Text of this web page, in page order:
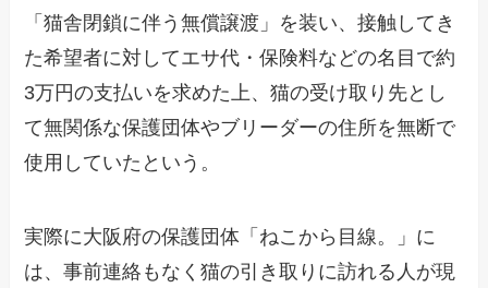
「猫舎閉鎖に伴う無償譲渡」を装い、接触してき
た希望者に対してエサ代・保険料などの名目で約
3万円の支払いを求めた上、猫の受け取り先とし
て無関係な保護団体やブリーダーの住所を無断で
使用していたという。
実際に大阪府の保護団体「ねこから目線。」に
は、事前連絡もなく猫の引き取りに訪れる人が現